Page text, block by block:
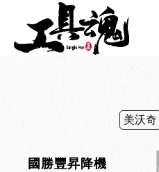
美沃奇
國勝豐昇降機